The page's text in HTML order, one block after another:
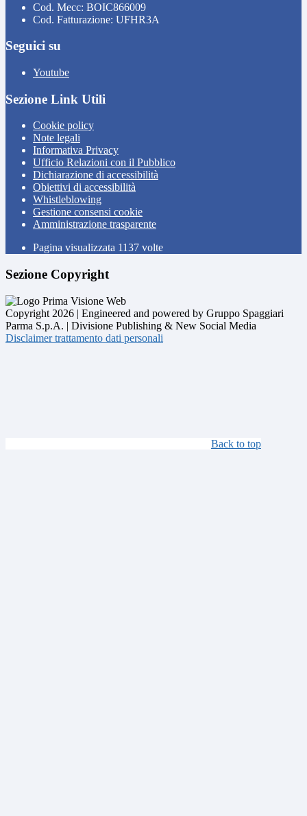
Cod. Mecc: BOIC866009
Cod. Fatturazione: UFHR3A
Seguici su
Youtube
Sezione Link Utili
Cookie policy
Note legali
Informativa Privacy
Ufficio Relazioni con il Pubblico
Dichiarazione di accessibilità
Obiettivi di accessibilità
Whistleblowing
Gestione consensi cookie
Amministrazione trasparente
Pagina visualizzata 1137 volte
Sezione Copyright
Copyright 2026 | Engineered and powered by Gruppo Spaggiari
Parma S.p.A. | Divisione Publishing & New Social Media
Disclaimer trattamento dati personali
Back to top